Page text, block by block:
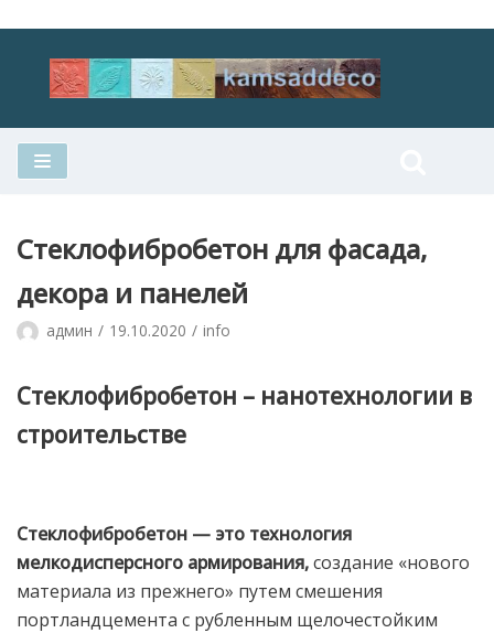
Перейти
Стеклофибробетон для фасада,
декора и панелей
админ 19.10.2020 info
Стеклофибробетон – нанотехнологии в
строительстве
Стеклофибробетон — это технология
мелкодисперсного армирования,создание «нового
материала из прежнего» путем смешения
портландцемента с рубленным щелочестойким